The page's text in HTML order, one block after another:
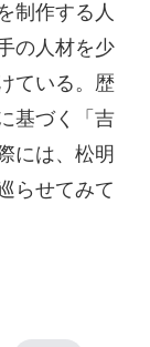
制作する人
の人材を少
ている。歴
基づく「吉
には、松明
らせてみて